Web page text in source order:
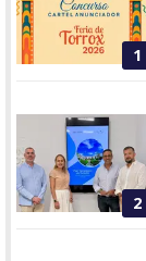
1
2